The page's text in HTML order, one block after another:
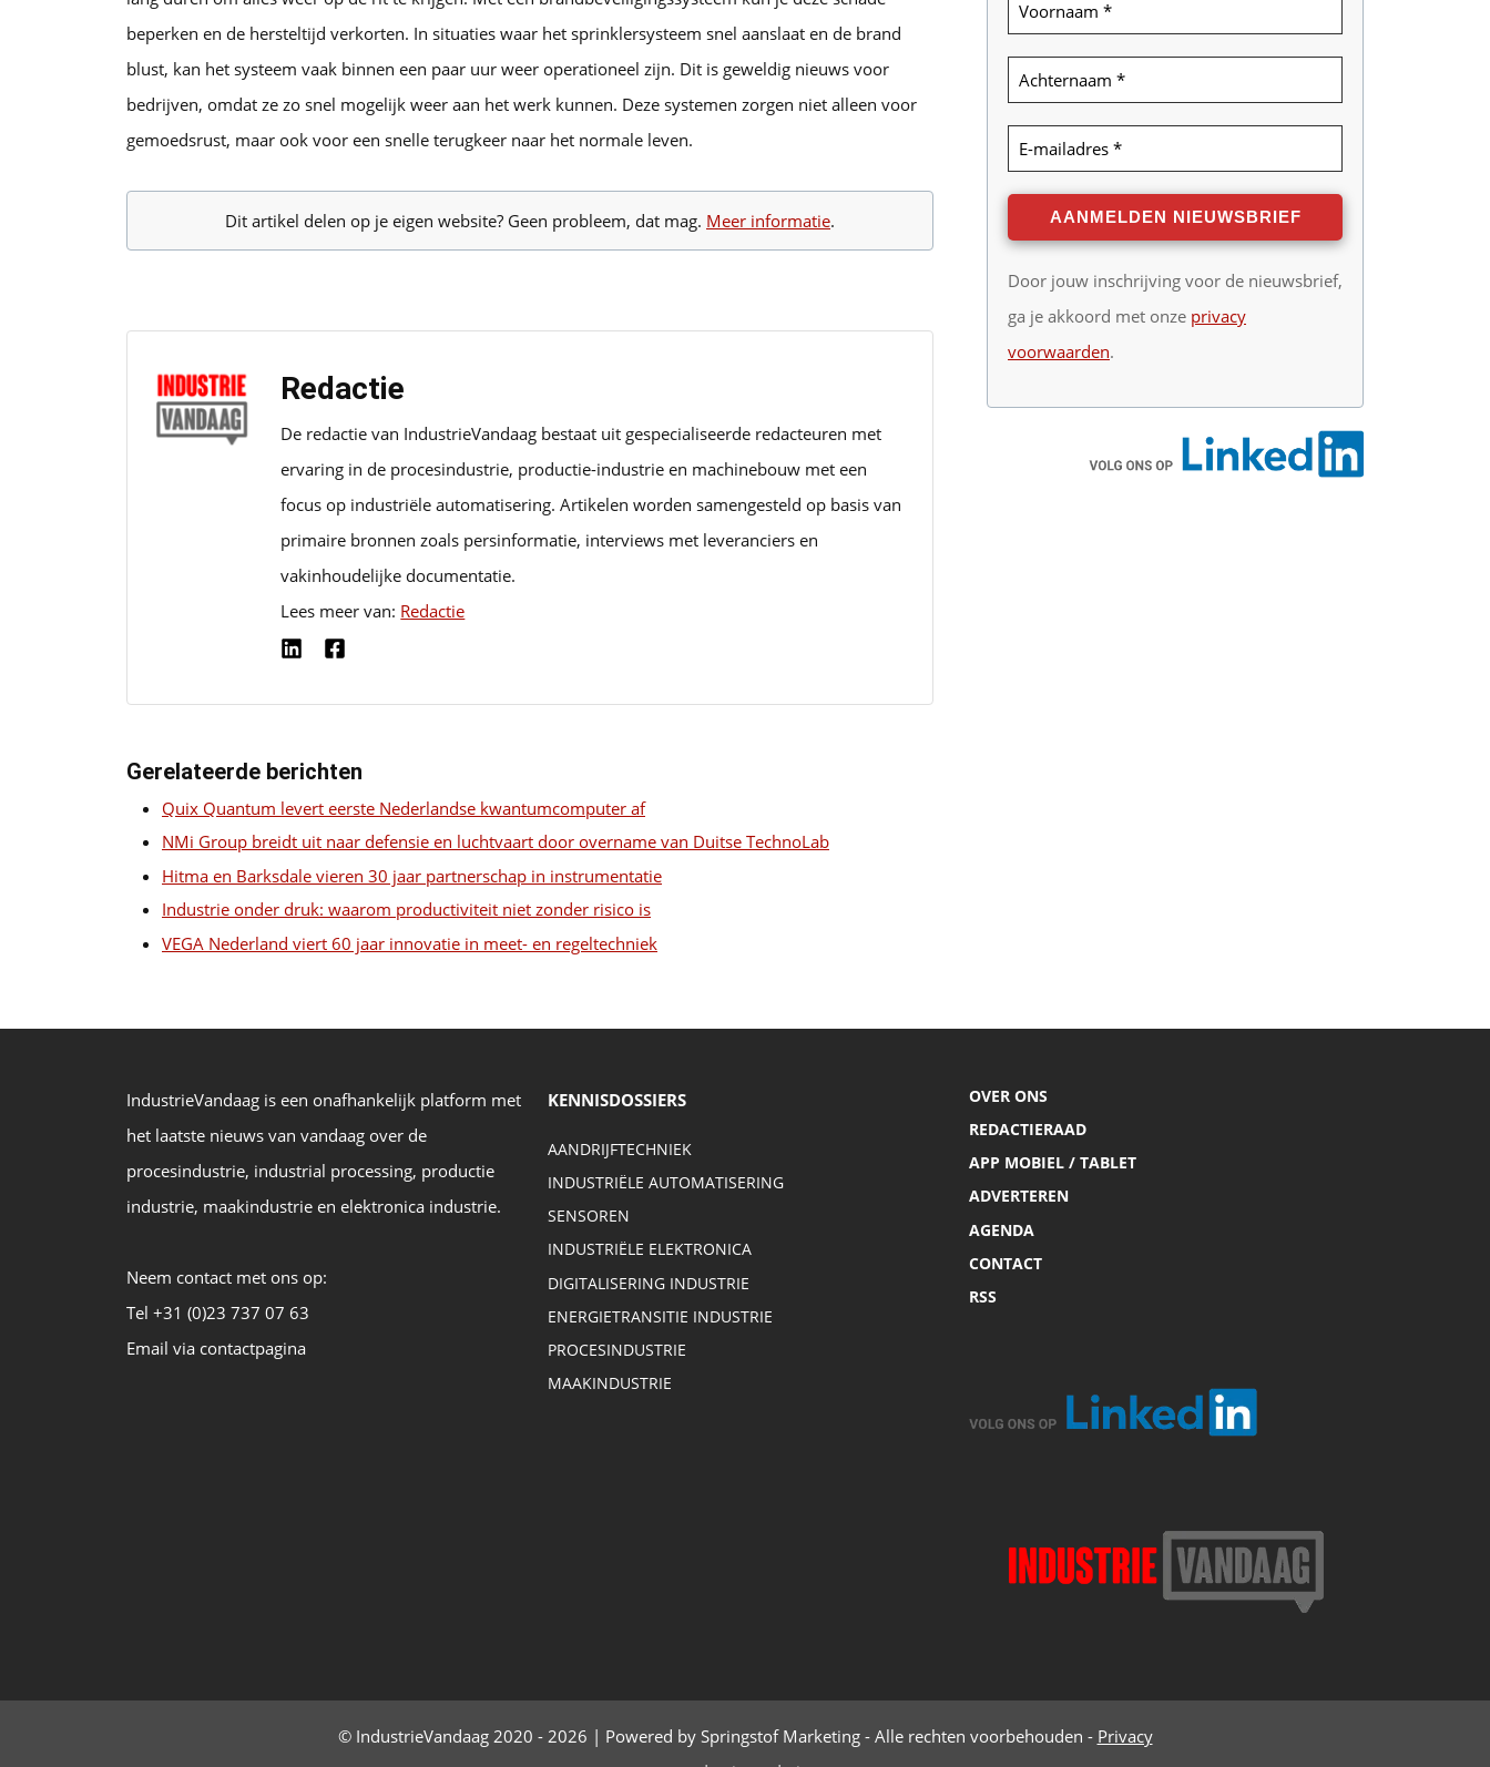
beperken en de hersteltijd verkorten. In situaties waar het sprinklersysteem snel aanslaat en de brand
blust, kan het systeem vaak binnen een paar uur weer operationeel zijn. Dit is geweldig nieuws voor
bedrijven, omdat ze zo snel mogelijk weer aan het werk kunnen. Deze systemen zorgen niet alleen voor
gemoedsrust, maar ook voor een snelle terugkeer naar het normale leven.
Dit artikel delen op je eigen website? Geen probleem, dat mag. Meer informatie.
Redactie
De redactie van IndustrieVandaag bestaat uit gespecialiseerde redacteuren met
ervaring in de procesindustrie, productie-industrie en machinebouw met een
focus op industriële automatisering. Artikelen worden samengesteld op basis van
primaire bronnen zoals persinformatie, interviews met leveranciers en
vakinhoudelijke documentatie.
Lees meer van: Redactie
Gerelateerde berichten
Quix Quantum levert eerste Nederlandse kwantumcomputer af
NMi Group breidt uit naar defensie en luchtvaart door overname van Duitse TechnoLab
Hitma en Barksdale vieren 30 jaar partnerschap in instrumentatie
Industrie onder druk: waarom productiviteit niet zonder risico is
VEGA Nederland viert 60 jaar innovatie in meet- en regeltechniek
Door jouw inschrijving voor de nieuwsbrief,
ga je akkoord met onze privacy
voorwaarden.
IndustrieVandaag is een onafhankelijk platform met
het laatste nieuws van vandaag over de
procesindustrie, industrial processing, productie
industrie, maakindustrie en elektronica industrie.
Neem contact met ons op:
Tel +31 (0)23 737 07 63
Email via contactpagina
KENNISDOSSIERS
AANDRIJFTECHNIEK
INDUSTRIËLE AUTOMATISERING
SENSOREN
INDUSTRIËLE ELEKTRONICA
DIGITALISERING INDUSTRIE
ENERGIETRANSITIE INDUSTRIE
PROCESINDUSTRIE
MAAKINDUSTRIE
OVER ONS
REDACTIERAAD
APP MOBIEL / TABLET
ADVERTEREN
AGENDA
CONTACT
RSS
© IndustrieVandaag 2020 - 2026 | Powered by Springstof Marketing - Alle rechten voorbehouden - Privacy